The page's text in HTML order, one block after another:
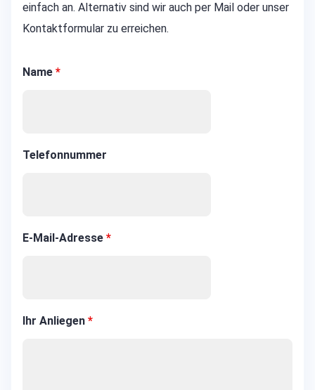
einfach an. Alternativ sind wir auch per Mail oder unser
Kontaktformular zu erreichen.
Name *
Telefonnummer
E-Mail-Adresse *
Ihr Anliegen *